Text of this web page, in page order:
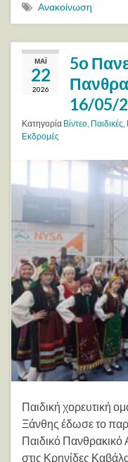
Ανακοίνωση
ΜΆΙ
22
2026
5ο
16/05/
Κατηγορία Βίντεο, Παιδικές,
Εκδρομές
Παιδική χορευτική
Ξάνθης έδωσε το
Παιδικό
στις Κρηνίδες